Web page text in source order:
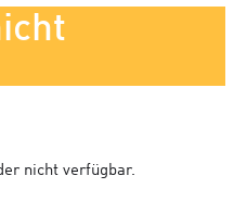
nicht verfügbar.